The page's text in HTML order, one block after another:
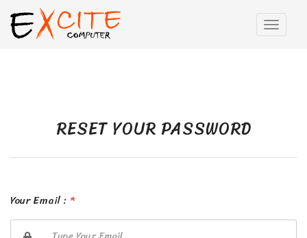
RESET YOUR PASSWORD
Your Email : *